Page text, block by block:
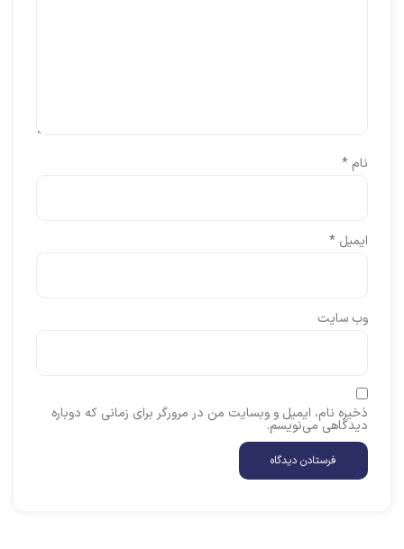
نام *
ایمیل *
وب‌ سایت
ذخیره نام، ایمیل و وبسایت من در مرورگر برای زمانی که دوباره
دیدگاهی می‌نویسم.